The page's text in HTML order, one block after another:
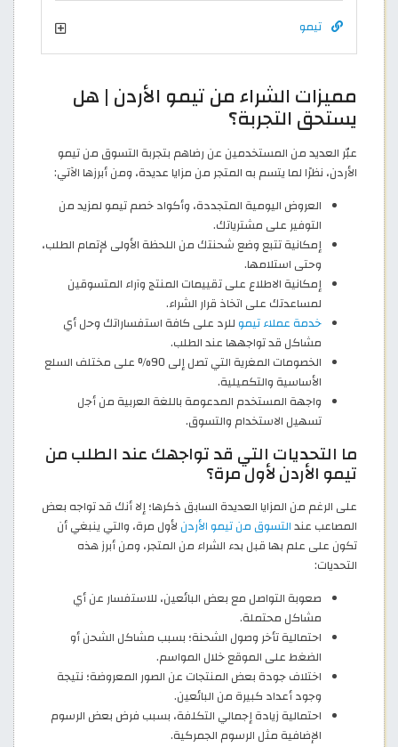
تيمو
مميزات الشراء من تيمو الأردن | هل
يستحق التجربة؟
عبّر العديد من المستخدمين عن رضاهم بتجربة التسوق من تيمو
الأردن، نظرًا لما يتسم به المتجر من مزايا عديدة، ومن أبرزها الآتي:
العروض اليومية المتجددة، وأكواد خصم تيمو لمزيد من
التوفير على مشترياتك.
إمكانية تتبع وضع شحنتك من اللحظة الأولى لإتمام الطلب،
وحتى استلامها.
إمكانية الاطلاع على تقييمات المنتج وآراء المتسوقين
لمساعدتك على اتخاذ قرار الشراء.
خدمة عملاء تيمو للرد على كافة استفساراتك وحل أي
مشاكل قد تواجهها عند الطلب.
الخصومات المغرية التي تصل إلى 90% على مختلف السلع
الأساسية والتكميلية.
واجهة المستخدم المدعومة باللغة العربية من أجل
تسهيل الاستخدام والتسوق.
ما التحديات التي قد تواجهك عند الطلب من
تيمو الأردن لأول مرة؟
على الرغم من المزايا العديدة السابق ذكرها؛ إلا أنك قد تواجه بعض
المصاعب عندالتسوق من تيمو الأردن لأول مرة، والتي ينبغي أن
تكون على علم بها قبل بدء الشراء من المتجر، ومن أبرز هذه
التحديات:
صعوبة التواصل مع بعض البائعين، للاستفسار عن أي
مشاكل محتملة.
احتمالية تأخر وصول الشحنة؛ بسبب مشاكل الشحن أو
الضغط على الموقع خلال المواسم.
اختلاف جودة بعض المنتجات عن الصور المعروضة؛ نتيجة
وجود أعداد كبيرة من البائعين.
احتمالية زيادة إجمالي التكلفة، بسبب فرض بعض الرسوم
الإضافية مثل الرسوم الجمركية.